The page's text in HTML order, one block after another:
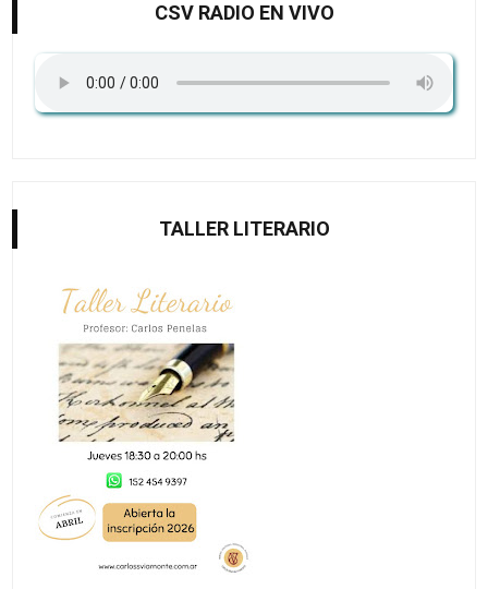
CSV RADIO EN VIVO
TALLER LITERARIO